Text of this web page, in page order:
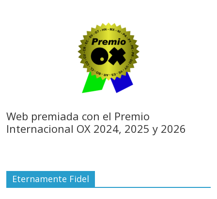
Web premiada con el Premio
Internacional OX 2024, 2025 y 2026
Eternamente Fidel